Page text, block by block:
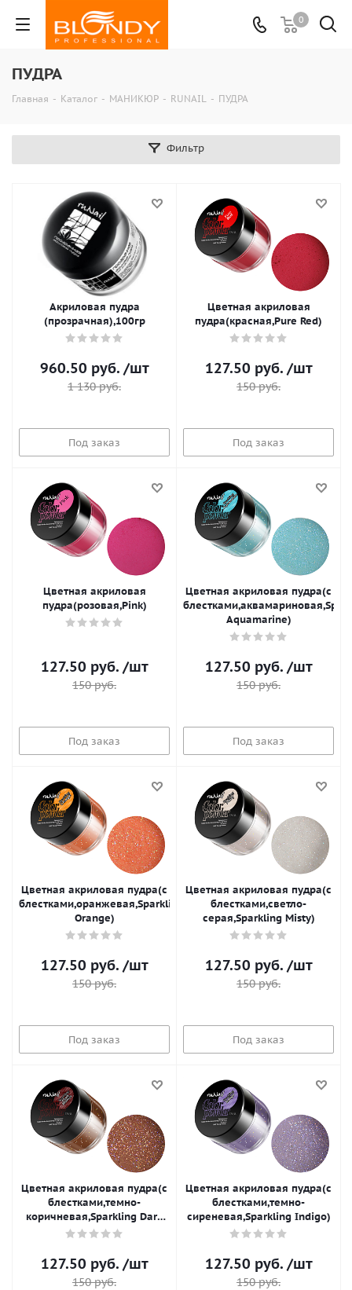
0
ПУДРА
Главная - Каталог - МАНИКЮР - RUNAIL - ПУДРА
Фильтр
Акриловая пудра
(прозрачная),100гр
960.50 руб. /шт
1 130руб.
Под заказ
Цветная акриловая
пудра(красная,Pure Red)
127.50 руб. /шт
150руб.
Под заказ
Цветная акриловая
пудра(розовая,Pink)
127.50 руб. /шт
150руб.
Под заказ
Цветная акриловая пудра(с
Aquamarine)
127.50 руб. /шт
150руб.
Под заказ
Цветная акриловая пудра(с
блестками,оранжевая,Sparkling
Orange)
127.50 руб. /шт
150руб.
Под заказ
Цветная акриловая пудра(с
блестками,светло-
серая,Sparkling Misty)
127.50 руб. /шт
150руб.
Под заказ
Цветная акриловая пудра(с
блестками,темно-
коричневая,Sparkling Dark
Brown)
127.50 руб. /шт
150руб.
Цветная акриловая пудра(с
блестками,темно-
сиреневая,Sparkling Indigo)
127.50 руб. /шт
150руб.